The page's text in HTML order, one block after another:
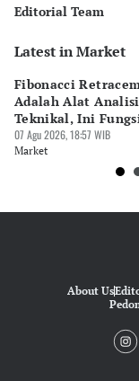
Editorial Team
Editor
Editor
Luky Maulana
Latest in Market
Fibonacci
Adalah Alat
Teknikal, Ini
07 Agu 2026, 18:57 WIB
Market
About Us